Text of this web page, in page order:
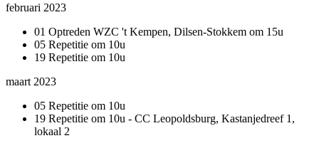
februari 2023
01 Optreden WZC 't Kempen, Dilsen-Stokkem om 15u
05 Repetitie om 10u
19 Repetitie om 10u
maart 2023
05 Repetitie om 10u
19 Repetitie om 10u - CC Leopoldsburg, Kastanjedreef 1,
lokaal 2